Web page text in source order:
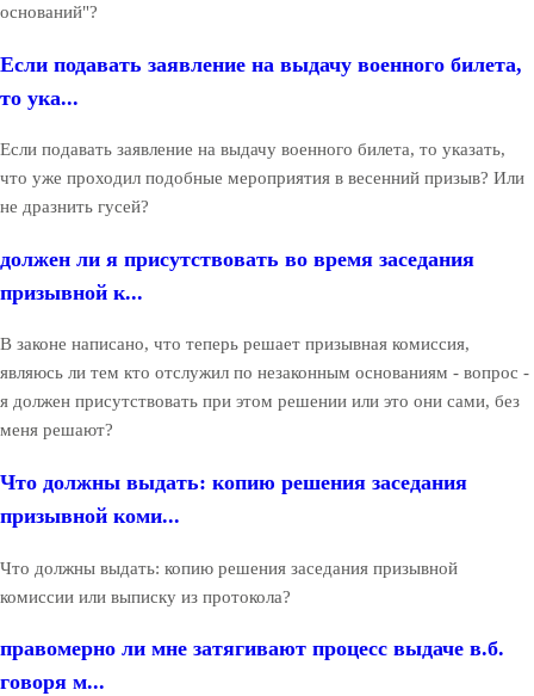
оснований"?
Если подавать заявление на выдачу военного билета,
то ука...
Если подавать заявление на выдачу военного билета, то указать,
что уже проходил подобные мероприятия в весенний призыв? Или
не дразнить гусей?
должен ли я присутствовать во время заседания
призывной к...
В законе написано, что теперь решает призывная комиссия,
являюсь ли тем кто отслужил по незаконным основаниям - вопрос -
я должен присутствовать при этом решении или это они сами, без
меня решают?
Что должны выдать: копию решения заседания
призывной коми...
Что должны выдать: копию решения заседания призывной
комиссии или выписку из протокола?
правомерно ли мне затягивают процесс выдаче в.б.
говоря м...